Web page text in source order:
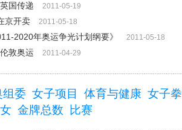
国传递 2011-05-19
京开卖 2011-05-18
2020年奥运争光计划纲要》 2011-05-18
敦奥运 2011-04-29
组委 女子项目 体育与健康 女子
金牌总数 比赛